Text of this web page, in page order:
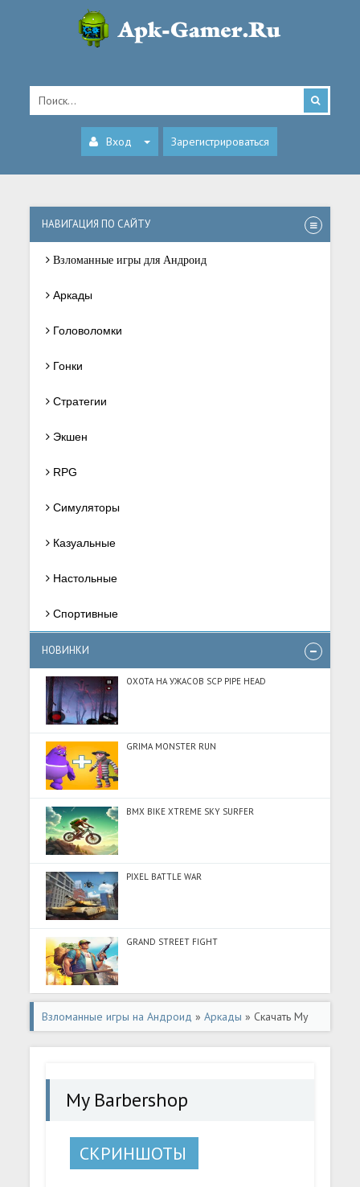
Вход Зарегистрироваться
НАВИГАЦИЯ ПО САЙТУ
Взломанные игры для Андроид
Аркады
Головоломки
Гонки
Стратегии
Экшен
RPG
Симуляторы
Казуальные
Настольные
Спортивные
НОВИНКИ
ОХОТА НА УЖАСОВ SCP PIPE HEAD
GRIMA MONSTER RUN
BMX BIKE XTREME SKY SURFER
PIXEL BATTLE WAR
GRAND STREET FIGHT
Взломанные игры на Андроид »Аркады » Скачать My
Barbershop (Много монет) на Андроид
My Barbershop
СКРИНШОТЫ